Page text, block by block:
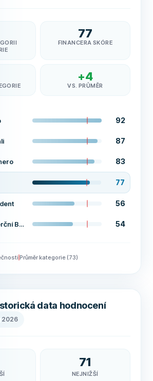
77
FINANCERA SKÓRE
+4
VS. PRŮMĚR
92
87
83
77
56
Komerční Banka 54
Průměr kategorie(73)
data hodnocení
2026
71
NEJNIŽŠÍ